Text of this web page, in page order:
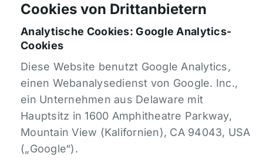
Cookies von Drittanbietern
Analytische Cookies: Google Analytics-
Cookies
Diese Website benutzt Google Analytics,
einen Webanalysedienst von Google. Inc.,
ein Unternehmen aus Delaware mit
Hauptsitz in 1600 Amphitheatre Parkway,
Mountain View (Kalifornien), CA 94043, USA
(„Google“).